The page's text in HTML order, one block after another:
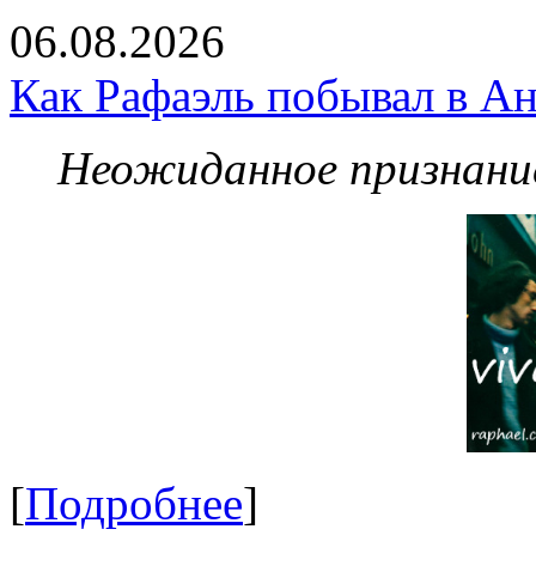
06.08.2026
Как Рафаэль побывал в
Неожиданное
[Подробнее]